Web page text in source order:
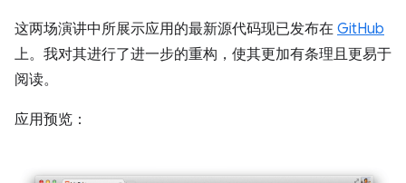
这两场演讲中所展示应用的最新源代码现已发布在 GitHub
上。我对其进行了进一步的重构，使其更加有条理且更易于
阅读。
应用预览：